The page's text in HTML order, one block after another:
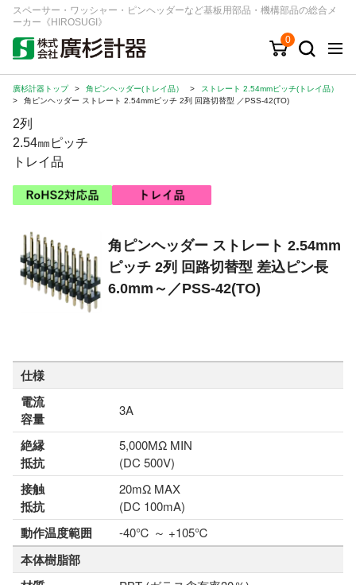
スペーサー・ワッシャー・ピンヘッダーなど基板用部品・機構部品の総合メ
ーカー《HIROSUGI》
0
キーワード 品番/シリーズ
商品カテゴリから探す
ジャンルから探す
シリーズから探す
ログイン
注文・見積りについて
ご利用ガイド
廣杉計器トップ > 角ピンヘッダー(トレイ品） >
ストレート 2.54mmピッチ(トレイ品）
>
角ピンヘッダー ストレート 2.54mmピッチ 2列 回路切替型 ／PSS-42(TO)
2列
2.54㎜ピッチ
トレイ品
角ピンヘッダー ストレート 2.54mm
ピッチ 2列 回路切替型 差込ピン長
6.0mm～／PSS-42(TO)
仕様
電流
容量
3A
絶縁
抵抗
5,000MΩ MIN
(DC 500V)
接触
抵抗
20mΩ MAX
(DC 100mA)
動作温度範囲 -40℃ ～ +105℃
本体樹脂部